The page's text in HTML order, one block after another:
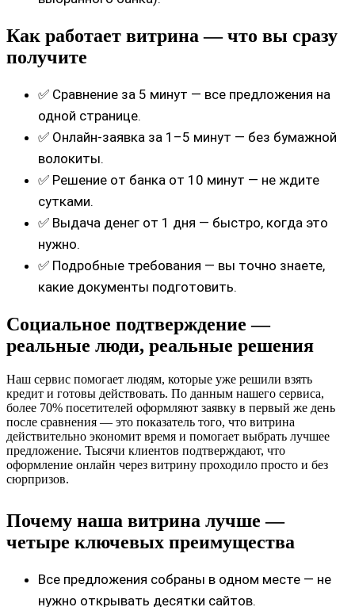
Как работает витрина — что вы сразу
получите
✅ Сравнение за 5 минут — все предложения на
одной странице.
✅ Онлайн-заявка за 1–5 минут — без бумажной
волокиты.
✅ Решение от банка от 10 минут — не ждите
сутками.
✅ Выдача денег от 1 дня — быстро, когда это
нужно.
✅ Подробные требования — вы точно знаете,
какие документы подготовить.
Социальное подтверждение —
реальные люди, реальные решения
Наш сервис помогает людям, которые уже решили взять
кредит и готовы действовать. По данным нашего сервиса,
более 70% посетителей оформляют заявку в первый же день
после сравнения — это показатель того, что витрина
действительно экономит время и помогает выбрать лучшее
предложение. Тысячи клиентов подтверждают, что
оформление онлайн через витрину проходило просто и без
сюрпризов.
Почему наша витрина лучше —
четыре ключевых преимущества
Все предложения собраны в одном месте — не
нужно открывать десятки сайтов.